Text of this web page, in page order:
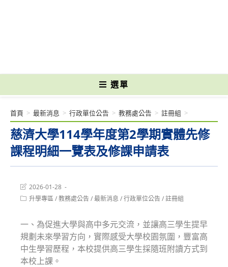
選單
慈濟大學114學年度第2學期實體先修
課程明細一覽表及修課申請表
首頁 > 最新消息 > 行政單位公告 > 教務處公告 > 註冊組 >
Post
last
modified:
2026-01-28
Post升學專區/教務處公告/最新消息 /行政單位公告/註冊組
一、為促進大學與高中多元交流，並讓高三學生提早
規劃未來學習方向，實際感受大學校園氛圍，豐富高
中生學習歷程，本校提供高三學生採隨班附讀方式到
本校上課。